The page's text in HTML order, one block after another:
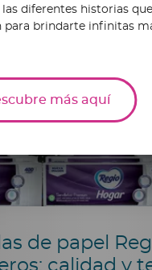
de papel
las diferentes historias
para brindarte infinitas
más aquí